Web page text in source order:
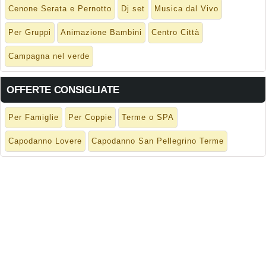
Cenone Serata e Pernotto Dj set Musica dal Vivo
Per Gruppi Animazione Bambini Centro Città
Campagna nel verde
OFFERTE CONSIGLIATE
Per Famiglie Per Coppie Terme o SPA
Capodanno Lovere Capodanno San Pellegrino Terme